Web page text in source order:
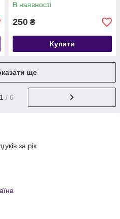
В наявності
250 ₴
Купити
ще
1 / 6
за рік